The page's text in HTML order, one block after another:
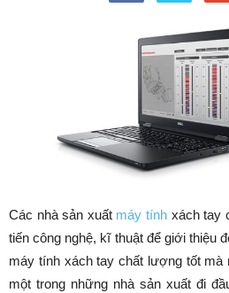
Các nhà sản xuất máy tínhxách tay
tiến công nghệ, kĩ thuật để giới thiệu
máy tính xách tay chất lượng tốt mà
một trong những nhà sản xuất đi